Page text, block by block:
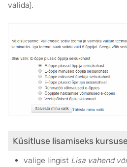
valida).
Küsitluse lisamiseks
valige lingist Lisa vahend